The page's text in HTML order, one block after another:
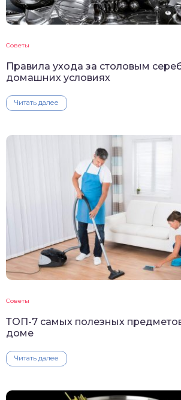
Советы
Правила ухода за столовым
домашних условиях
Читать далее
Советы
ТОП-7 самых полезных
доме
Читать далее